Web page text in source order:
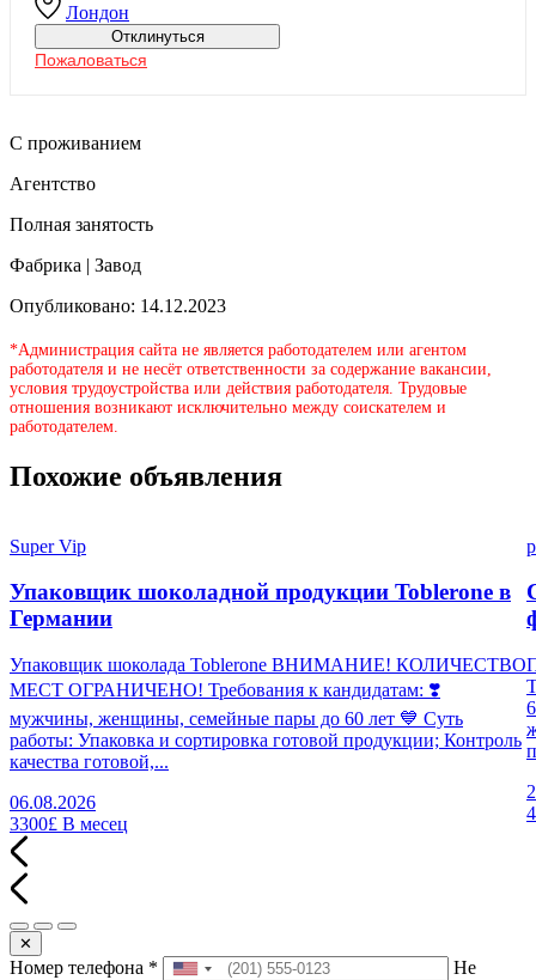
Лондон
Отклинуться
Пожаловаться
С проживанием
Агентство
Полная занятость
Фабрика | Завод
Опубликовано: 14.12.2023
*Администрация сайта не является работодателем или агентом
работодателя и не несёт ответственности за содержание вакансии,
условия трудоустройства или действия работодателя. Трудовые
отношения возникают исключительно между соискателем и
работодателем.
Похожие объявления
Super Vip
Упаковщик шоколадной продукции Toblerone в
Германии
Упаковщик шоколада Toblerone ВНИМАНИЕ! КОЛИЧЕСТВО
МЕСТ ОГРАНИЧЕНО! Требования к кандидатам: ❣️
мужчины, женщины, семейные пары до 60 лет 💙 Суть
работы: Упаковка и сортировка готовой продукции; Контроль
качества готовой,...
06.08.2026
3300£ В месец
✕
Номер телефона *
Не